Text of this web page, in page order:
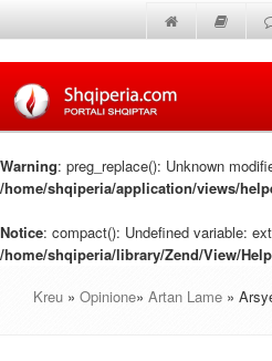
Warning: preg_replace(): Unknown
/home/shqiperia/application/views/
Notice: compact(): Undefined variable:
/home/shqiperia/library/Zend/View/
Kreu » Opinione» Artan Lame »